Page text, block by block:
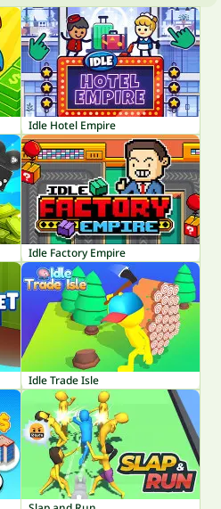
Idle Hotel Empire
Idle Factory Empire
Idle Trade Isle